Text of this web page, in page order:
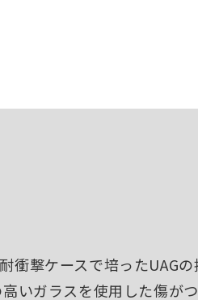
衝撃ケースで培ったUAG
いガラスを使用した傷が